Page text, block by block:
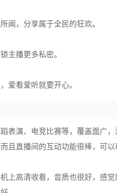
闻，分享属于全民的狂欢。
主播更多私密。
爱看爱听就要开心。
表演、电竞比赛等，覆盖面广，
且直播间的互动功能很棒，可
上高清收看，音质也很好，感觉